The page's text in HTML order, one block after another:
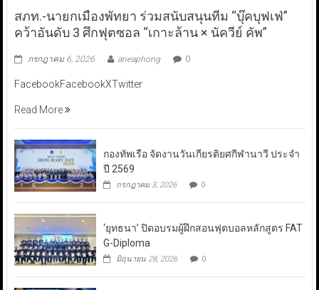
สภท.-นายกเมืองพัทยา ร่วมสนับสนุนทีม “บุ๊คบุฟเฟ่”
คว้าอันดับ 3 ศึกฟุตซอล “เกาะล้าน × นัควีย์ คัพ”
กรกฎาคม 6, 2026 aneaphong 0
FacebookFacebookXTwitter
Read More
กองทัพเรือ จัดงานวันเกียรติยศกีฬานาวี ประจำ
ปี 2569
กรกฎาคม 3, 2026 0
‘ยุทธนา’ ปิดอบรมผู้ฝึกสอนฟุตบอลหลักสูตร FAT
G-Diploma
มิถุนายน 28, 2026 0